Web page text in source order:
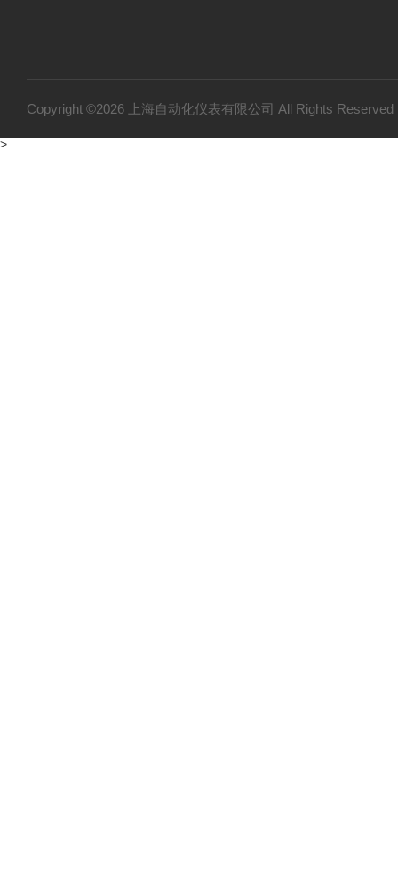
Copyright ©2026 上海自动化仪表有限公司 All Rights
>